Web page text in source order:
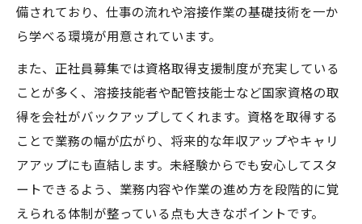
備されており、仕事の流れや溶接作業の基礎技術を一か
ら学べる環境が用意されています。
また、正社員募集では資格取得支援制度が充実している
ことが多く、溶接技能者や配管技能士など国家資格の取
得を会社がバックアップしてくれます。資格を取得する
ことで業務の幅が広がり、将来的な年収アップやキャリ
アアップにも直結します。未経験からでも安心してスタ
ートできるよう、業務内容や作業の進め方を段階的に覚
えられる体制が整っている点も大きなポイントです。